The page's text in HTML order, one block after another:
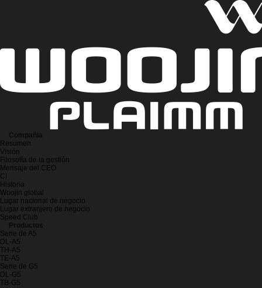
Compañia
Resumen
Visión
Filosofía de la gestión
Mensaje del CEO
CI
Historia
Woojin global
Lugar nacional de negocio
Lugar extranjero de negocio
Speed Club
Productos
Serie de A5
DL-A5
TH-A5
TE-A5
Serie de G5
DL-G5
TB-G5